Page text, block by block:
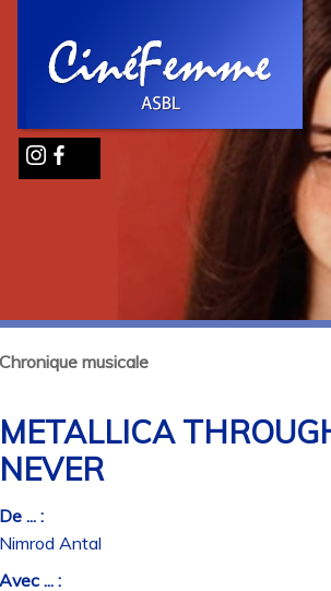
musicale
... :
Antal
... :